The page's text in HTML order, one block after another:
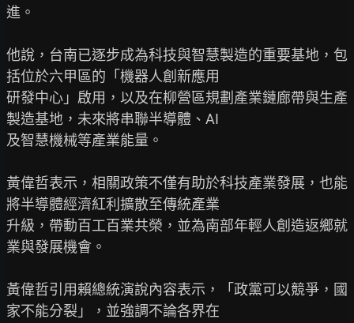
進。
他說，台南已逐步成為科技與智慧製造的重要基地，包
括位於六甲區的「機器人創新應用
研發中心」啟用，以及在柳營區規劃產業鏈廊帶與生產
製造基地，未來將串聯半導體、AI
及智慧機械等產業能量。
黃偉哲表示，相關政策不僅有助於科技產業發展，也能
將半導體經濟紅利擴散至傳統產業
升級，帶動百工百業共榮，並為南部年輕人創造返鄉就
業與發展機會。
黃偉哲引用賴總統演說內容表示，「政黨可以競爭，國
家不能分裂」，並強調不論各界在